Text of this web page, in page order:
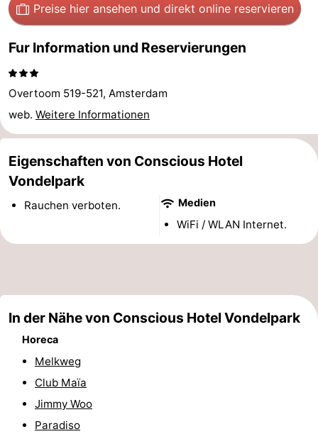
Attraktionen
Sehen
&
tun
-
Museen
-
Kirchen
-
Aussichtspunkte
Attraktionen
-
Experiences
Dörfer
Führungen
Preise hier ansehen und direkt online reservieren
Fur Information und Reservierungen
Overtoom 519-521, Amsterdam
web. Weitere Informationen
Eigenschaften von Conscious Hotel
Vondelpark
Rauchen verboten. Medien
WiFi / WLAN Internet.
In der Nähe von Conscious Hotel Vondelpark
Horeca
Melkweg
Club Maïa
Jimmy Woo
Paradiso